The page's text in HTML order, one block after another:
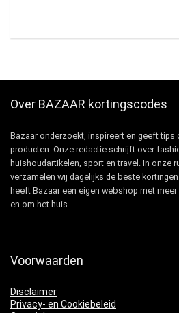
Over BAZAAR kortingscodes
Bazaar onderzoekt, inspireert en geeft tips
producten. Onze redactie schrijft over
huishoudartikelen, sport en travel. In onze
verzamelen wij dagelijks de beste
heeft Bazaar een eigen webshop met
en om het huis.
Voorwaarden
Disclaimer
Privacy- en Cookiebeleid